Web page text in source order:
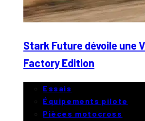
Stark Future dévoile une
Factory Edition
Essais
Équipements pilote
Pièces motocross